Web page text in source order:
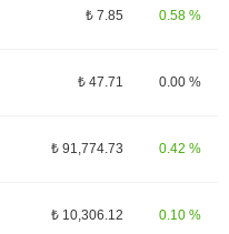
₺ 7.85 0.58 %
₺ 47.71 0.00 %
₺ 91,774.73 0.42 %
₺ 10,306.12 0.10 %